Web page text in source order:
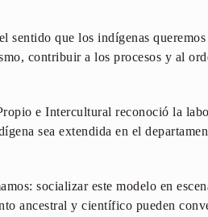
sentido que los indígenas
contribuir a los procesos y al
e Intercultural reconoció la
sea extendida en el
socializar este modelo en
ancestral y científico pueden